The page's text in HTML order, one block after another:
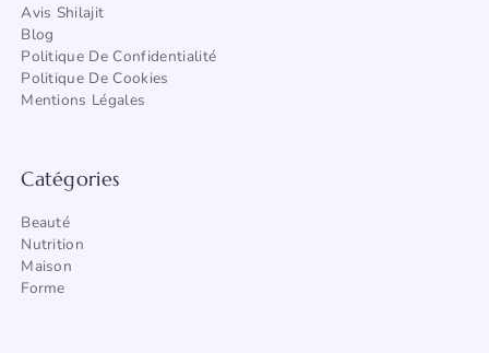
Avis Shilajit
Blog
Politique De Confidentialité
Politique De Cookies
Mentions Légales
Catégories
Beauté
Nutrition
Maison
Forme